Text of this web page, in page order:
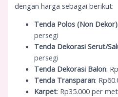
dengan harga sebagai berikut:
Tenda Polos (Non Dekor)
persegi
Tenda Dekorasi Serut/
persegi
Tenda Dekorasi Balon:
Tenda Transparan:
Karpet: Rp35.000 per